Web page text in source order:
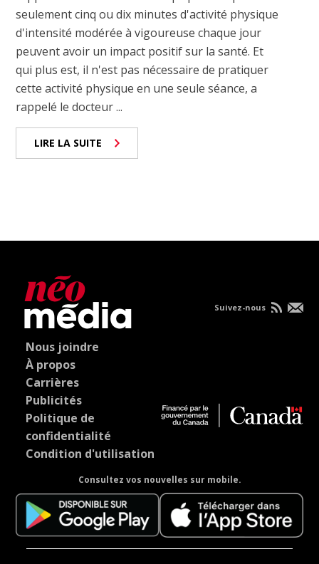
seulement cinq ou dix minutes d'activité physique
d'intensité modérée à vigoureuse chaque jour
peuvent avoir un impact positif sur la santé. Et
qui plus est, il n'est pas nécessaire de pratiquer
cette activité physique en une seule séance, a
rappelé le docteur ...
LIRE LA SUITE
Nous joindre
À propos
Carrières
Publicités
Politique de
confidentialité
Condition d'utilisation
Consultez vos nouvelles sur mobile.
Suivez-nous